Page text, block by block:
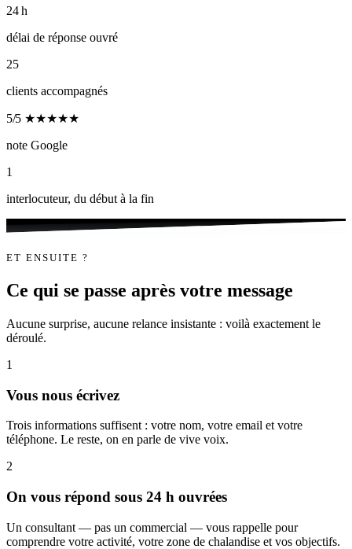
24 h
délai de réponse ouvré
25
clients accompagnés
5/5 ★★★★★
note Google
1
interlocuteur, du début à la fin
ET ENSUITE ?
Ce qui se passe après votre message
Aucune surprise, aucune relance insistante : voilà exactement le
déroulé.
1
Vous nous écrivez
Trois informations suffisent : votre nom, votre email et votre
téléphone. Le reste, on en parle de vive voix.
2
On vous répond sous 24 h ouvrées
Un consultant — pas un commercial — vous rappelle pour
comprendre votre activité, votre zone de chalandise et vos objectifs.